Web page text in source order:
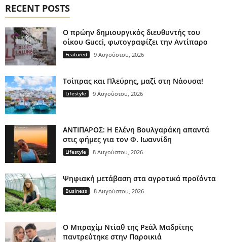
RECENT POSTS
Ο πρώην δημιουργικός διευθυντής του
οίκου Gucci, φωτογραφίζει την Αντίπαρο
Featured 9 Αυγούστου, 2026
Τσίπρας και Πλεύρης, μαζί στη Νάουσα!
Lifestyle 9 Αυγούστου, 2026
ΑΝΤΙΠΑΡΟΣ: Η Ελένη Βουλγαράκη απαντά
στις φήμες για τον Φ. Ιωαννίδη
Lifestyle 8 Αυγούστου, 2026
Ψηφιακή μετάβαση στα αγροτικά προϊόντα
Business 8 Αυγούστου, 2026
Ο Μπραχίμ Ντίαθ της Ρεάλ Μαδρίτης
παντρεύτηκε στην Παροικιά